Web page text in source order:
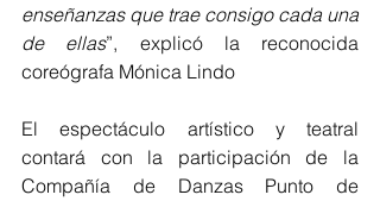
enseñanzas que trae consigo cada una
de ellas”, explicó la reconocida
coreógrafa Mónica Lindo
El espectáculo artístico y teatral
contará con la participación de la
Compañía de Danzas Punto de